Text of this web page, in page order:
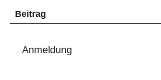
Beitrag
Anmeldung